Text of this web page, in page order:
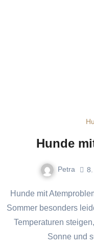
Hunde
Petra
Hunde mit Atemproblemen: Warum kurznäsige Rassen im
Sommer besonders
Temperaturen
Sonne und